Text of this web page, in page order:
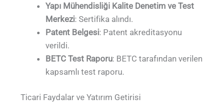
Yapı Mühendisliği Kalite Denetim ve Test
Merkezi: Sertifika alındı.
Patent Belgesi: Patent akreditasyonu
verildi.
BETC Test Raporu: BETC tarafından verilen
kapsamlı test raporu.
Ticari Faydalar ve Yatırım Getirisi